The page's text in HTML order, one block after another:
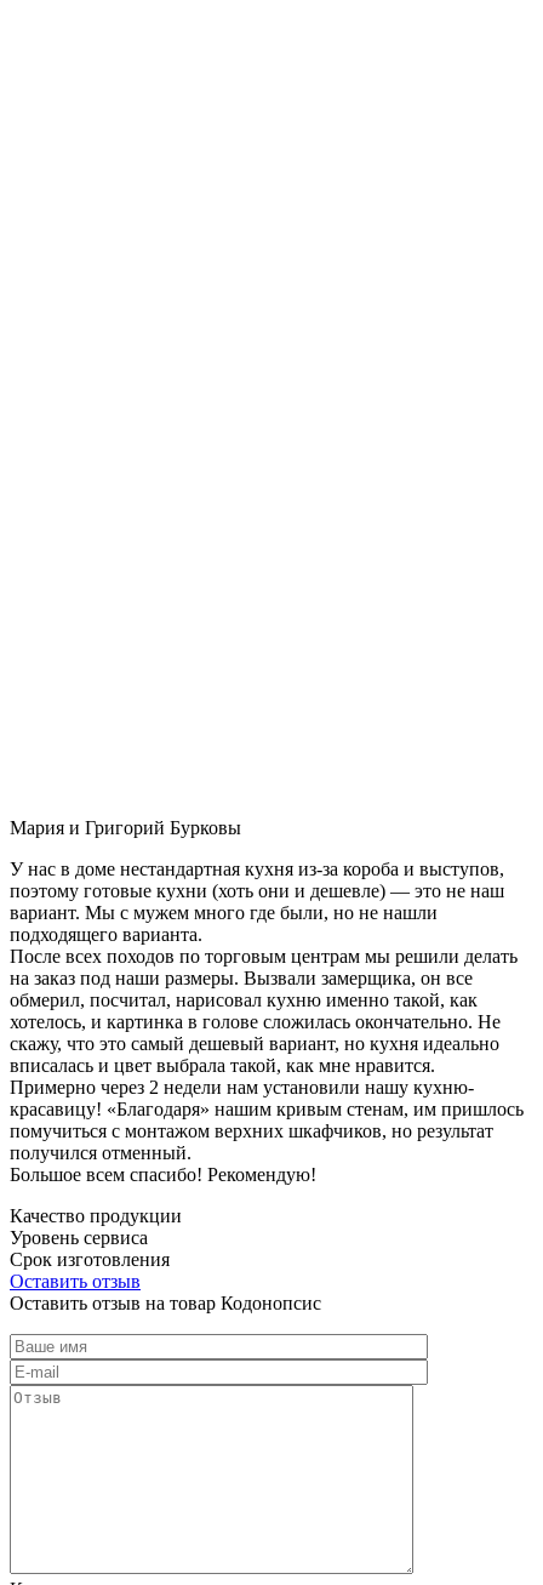
Мария и Григорий Бурковы
У нас в доме нестандартная кухня из-за короба и выступов,
поэтому готовые кухни (хоть они и дешевле) — это не наш
вариант. Мы с мужем много где были, но не нашли
подходящего варианта.
После всех походов по торговым центрам мы решили делать
на заказ под наши размеры. Вызвали замерщика, он все
обмерил, посчитал, нарисовал кухню именно такой, как
хотелось, и картинка в голове сложилась окончательно. Не
скажу, что это самый дешевый вариант, но кухня идеально
вписалась и цвет выбрала такой, как мне нравится.
Примерно через 2 недели нам установили нашу кухню-
красавицу! «Благодаря» нашим кривым стенам, им пришлось
помучиться с монтажом верхних шкафчиков, но результат
получился отменный.
Большое всем спасибо! Рекомендую!
Качество продукции
Уровень сервиса
Срок изготовления
Оставить отзыв
Оставить отзыв на товар Кодонопсис